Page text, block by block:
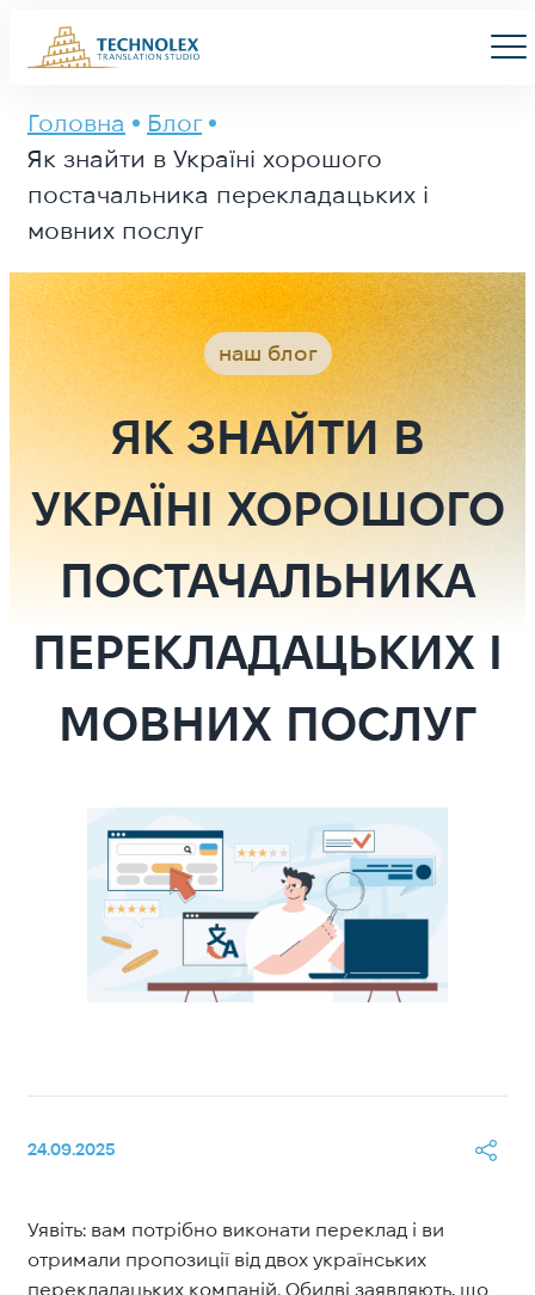
Main Logo
Menu
Головна
Блог
Як знайти в Україні хорошого
постачальника перекладацьких і
мовних послуг
наш блог
ЯК ЗНАЙТИ В
УКРАЇНІ ХОРОШОГО
ПОСТАЧАЛЬНИКА
ПЕРЕКЛАДАЦЬКИХ І
МОВНИХ ПОСЛУГ
24.09.2025
Уявіть: вам потрібно виконати переклад і ви
отримали пропозиції від двох українських
перекладацьких компаній. Обидві заявляють, що